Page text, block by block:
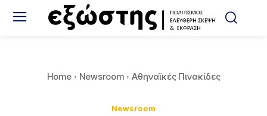
Home Newsroom Αθηναϊκές Πινακίδες
Newsroom